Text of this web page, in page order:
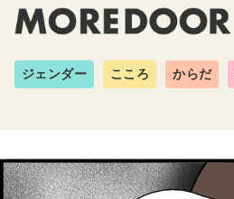
ジェンダー こころ からだ